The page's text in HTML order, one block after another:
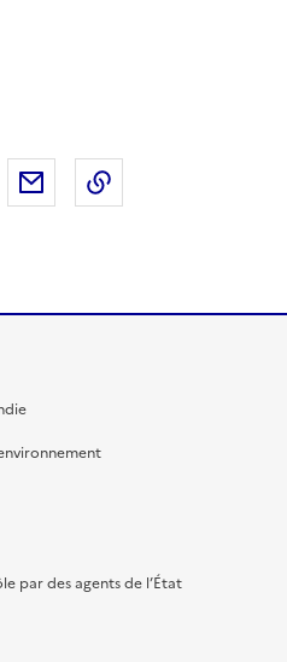
X
Partager sur LinkedIn
Partager par email
par des agents de l’État